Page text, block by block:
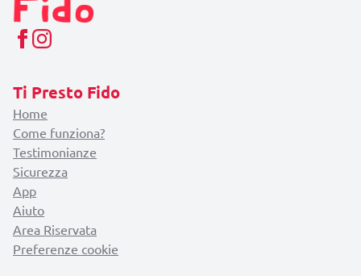
Ti Presto Fido
Home
Come funziona?
Testimonianze
Sicurezza
App
Aiuto
Area Riservata
Preferenze cookie